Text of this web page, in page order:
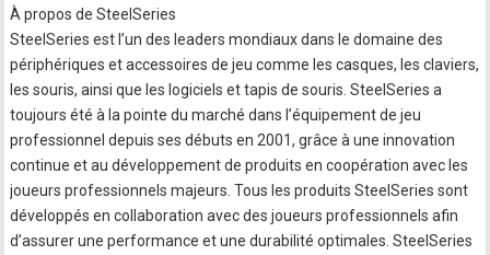
À propos de SteelSeries
SteelSeries est l’un des leaders mondiaux dans le domaine des
périphériques et accessoires de jeu comme les casques, les claviers,
les souris, ainsi que les logiciels et tapis de souris. SteelSeries a
toujours été à la pointe du marché dans l’équipement de jeu
professionnel depuis ses débuts en 2001, grâce à une innovation
continue et au développement de produits en coopération avec les
joueurs professionnels majeurs. Tous les produits SteelSeries sont
développés en collaboration avec des joueurs professionnels afin
d’assurer une performance et une durabilité optimales. SteelSeries